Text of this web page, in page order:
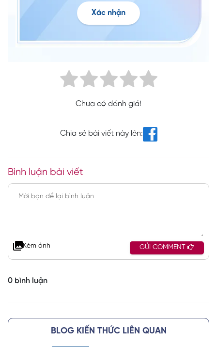
Xác nhận
Chưa có đánh giá!
Chia sẻ bài viết này lên:
Bình luận bài viết
Kèm ảnh GỬI COMMENT
0 bình luận
BLOG KIẾN THỨC LIÊN QUAN